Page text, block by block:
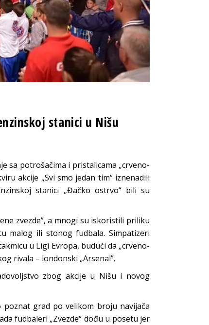
stanici u Nišu
sa potrošačima i pristalicama „crveno-
akcije „Svi smo jedan tim“ iznenadili
stanici „Đačko ostrvo“ bili su
zvezde”, a mnogi su iskoristili priliku
malog ili stonog fudbala. Simpatizeri
u Ligi Evropa, budući da „crveno-
rivala – londonski „Arsenal”.
zbog akcije u Nišu i novog
grad po velikom broju navijača
fudbaleri „Zvezde“ dođu u posetu jer